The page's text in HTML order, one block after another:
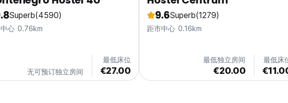
Superb(4590)
心 0.76km
无可预订独立房间
最低床位
€27.00
9.6Superb(1279)
距市中心 0.16km
最低独立房间
€20.00
最低床